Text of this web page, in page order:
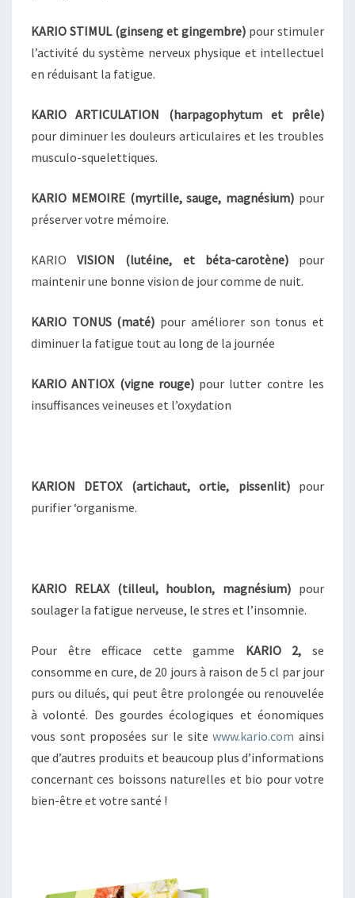
KARIO STIMUL (ginseng et gingembre) pour stimuler
l’activité du système nerveux physique et intellectuel
en réduisant la fatigue.
KARIO ARTICULATION
(harpagophytum et prêle)
pour diminuer les douleurs articulaires et les troubles
musculo-squelettiques.
KARIO MEMOIRE (myrtille, sauge, magnésium) pour
préserver votre mémoire.
KARIOVISION (lutéine, et béta-carotène)pour
maintenir une bonne vision de jour comme de nuit.
KARIO TONUS (maté) pour améliorer son tonus et
diminuer la fatigue tout au long de la journée
KARIO ANTIOX (vigne rouge)pour lutter contre les
insuffisances veineuses et l’oxydation
KARION DETOX (artichaut, ortie, pissenlit)pour
purifier ‘organisme.
KARIO RELAX (tilleul, houblon, magnésium) pour
soulager la fatigue nerveuse, le stres et l’insomnie.
Pour être efficace cette gamme KARIO 2,se
consomme en cure, de 20 jours à raison de 5 cl par jour
purs ou dilués, qui peut être prolongée ou renouvelée
à volonté. Des gourdes écologiques et éonomiques
vous sont proposées sur le sitewww.kario.com ainsi
que d’autres produits et beaucoup plus d’informations
concernant ces boissons naturelles et bio pour votre
bien-être et votre santé !